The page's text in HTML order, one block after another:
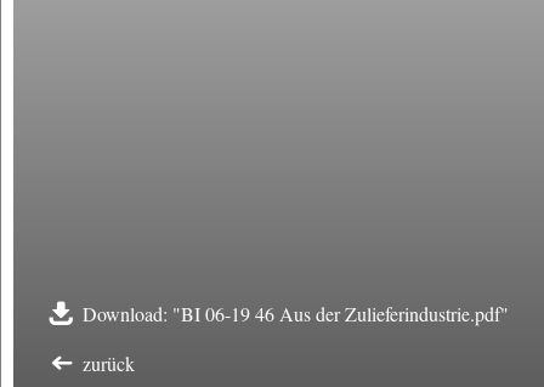
Download: "BI 06-19 46 Aus der Zulieferindustrie.pdf"
zurück